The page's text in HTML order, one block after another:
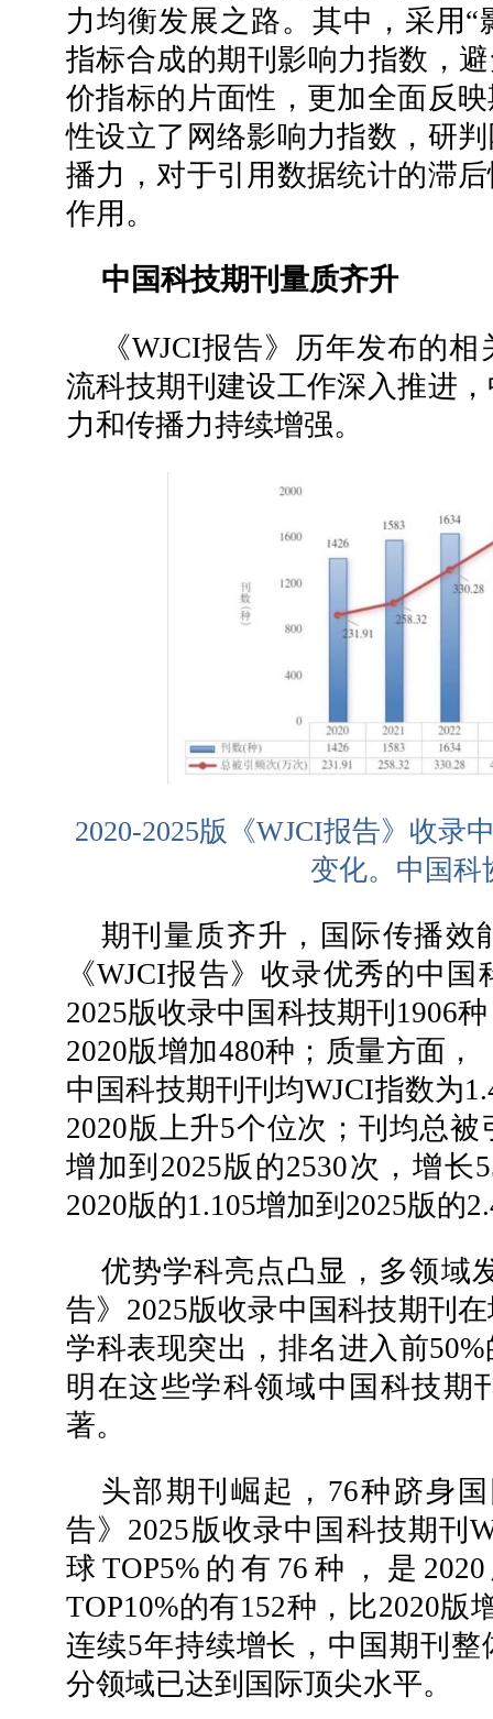
力均衡发展之路。其中，采用
指标合成的期刊影响力指数，
价指标的片面性，更加全面反
性设立了网络影响力指数，研
播力，对于引用数据统计的滞
作用。
中国科技期刊量质齐升
《WJCI报告》历年发布的
流科技期刊建设工作深入推进
力和传播力持续增强。
2020-2025版《WJCI报告》收录
变化。中国科
期刊量质齐升，国际传播效
《WJCI报告》收录优秀的中
2025版收录中国科技期刊1906
2020版增加480种；质量方面，
中国科技期刊刊均WJCI指数为
2020版上升5个位次；刊均总被
增加到2025版的2530次，增长
2020版的1.105增加到2025版的
优势学科亮点凸显，多领域
告》2025版收录中国科技期刊
学科表现突出，排名进入前
明在这些学科领域中国科技期
著。
头部期刊崛起，76种跻身
告》2025版收录中国科技期刊
球TOP5%的有76种，是
TOP10%的有152种，比2020版
连续5年持续增长，中国期刊
分领域已达到国际顶尖水平。